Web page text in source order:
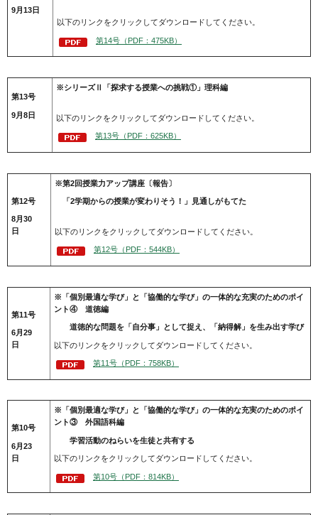
9月13日
以下のリンクをクリックしてダウンロードしてください。
第14号（PDF：475KB）
第13号
9月8日
※シリーズⅡ「探求する授業への挑戦①」理科編
以下のリンクをクリックしてダウンロードしてください。
第13号（PDF：625KB）
第12号
8月30
日
※第2回授業力アップ講座〔報告〕
「2学期からの授業が変わりそう！」見通しがもてた
以下のリンクをクリックしてダウンロードしてください。
第12号（PDF：544KB）
第11号
6月29
日
※「個別最適な学び」と「協働的な学び」の一体的な充実のためのポイ
ント④ 道徳編
道徳的な問題を「自分事」として捉え、「納得解」を生み出す学び
以下のリンクをクリックしてダウンロードしてください。
第11号（PDF：758KB）
第10号
6月23
日
※「個別最適な学び」と「協働的な学び」の一体的な充実のためのポイ
ント③ 外国語科編
学習活動のねらいを生徒と共有する
以下のリンクをクリックしてダウンロードしてください。
第10号（PDF：814KB）